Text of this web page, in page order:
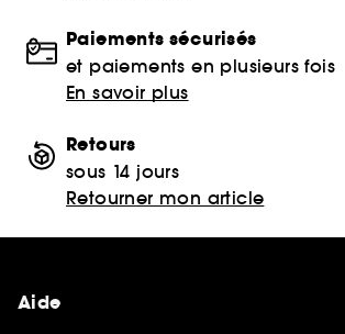
Paiements sécurisés
et paiements en plusieurs fois
En savoir plus
Retours
sous 14 jours
Retourner mon article
Aide